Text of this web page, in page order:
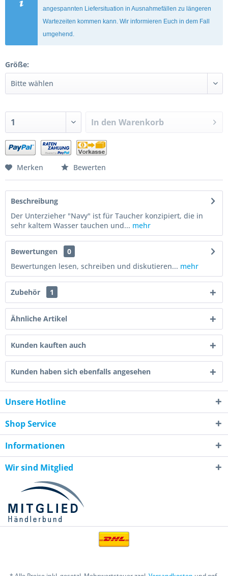
angespannten Liefersituation in Ausnahmefällen zu längeren
Wartezeiten kommen kann. Wir informieren Euch in dem Fall
umgehend.
Größe:
In den Warenkorb
Merken Bewerten
Beschreibung
Der Unterzieher "Navy" ist für Taucher konzipiert, die in
sehr kaltem Wasser tauchen und... mehr
Bewertungen
0
Bewertungen lesen, schreiben und diskutieren... mehr
Zubehör 1
Ähnliche Artikel
Kunden kauften auch
Kunden haben sich ebenfalls angesehen
Unsere Hotline
Shop Service
Informationen
Wir sind Mitglied